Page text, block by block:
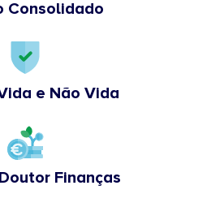
Consolidado
e Não Vida
Finanças